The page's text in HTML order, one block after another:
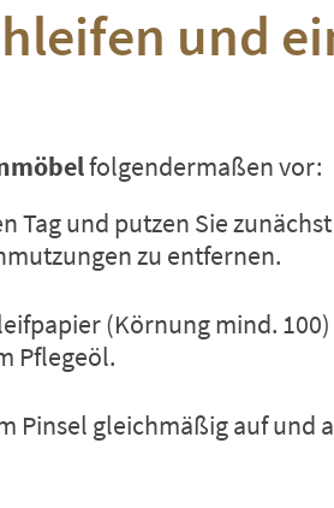
und
folgendermaßen vor:
Tag und putzen Sie
zu entfernen.
(Körnung mind.
Pflegeöl.
Pinsel gleichmäßig auf und